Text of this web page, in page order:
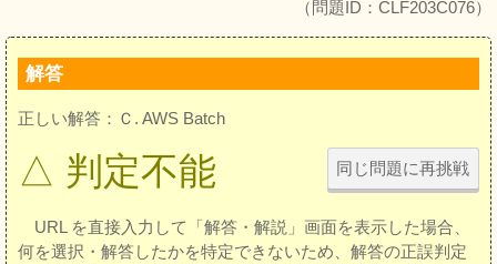
（問題ID：CLF203C076）
解答
正しい解答：Ｃ. AWS Batch
△ 判定不能 同じ問題に再挑戦
URL を直接入力して「解答・解説」画面を表示した場合、
何を選択・解答したかを特定できないため、解答の正誤判定